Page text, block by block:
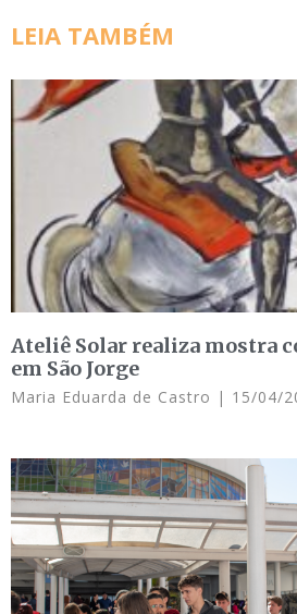
LEIA TAMBÉM
Ateliê Solar realiza mostra
em São Jorge
Maria Eduarda de Castro 15/04/